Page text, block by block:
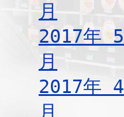
月
2017年 5
月
2017年 4
月